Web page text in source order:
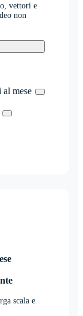
vettori e
non
mese
scala e